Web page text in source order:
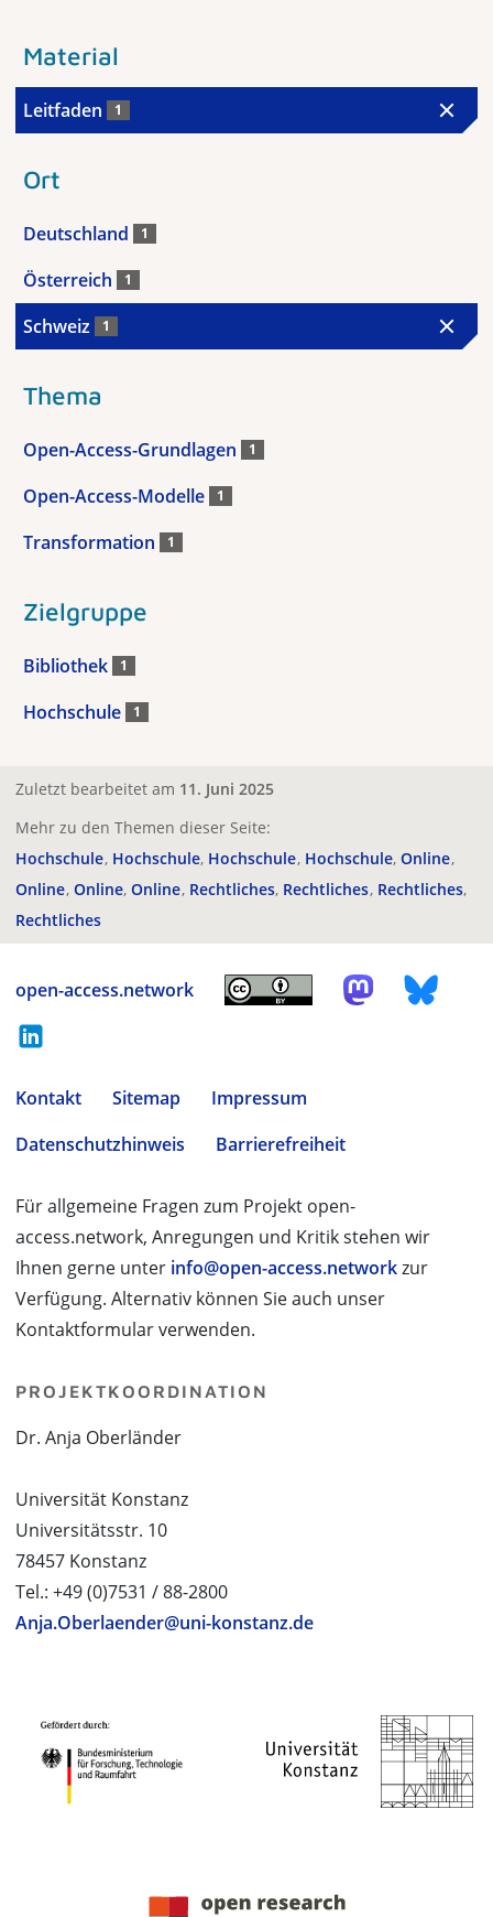
Material
Leitfaden 1
Ort
Deutschland 1
Österreich 1
Schweiz 1
Thema
Open-Access-Grundlagen 1
Open-Access-Modelle 1
Transformation 1
Zielgruppe
Bibliothek 1
Hochschule 1
Zuletzt bearbeitet am 11. Juni 2025
Mehr zu den Themen dieser Seite:
Hochschule Hochschule Hochschule Hochschule Online
Online Online Online Rechtliches Rechtliches Rechtliches
Rechtliches
open-access.network
Kontakt Sitemap
Impressum
Datenschutzhinweis
Barrierefreiheit
Für allgemeine Fragen zum Projekt open-
access.network, Anregungen und Kritik stehen wir
Ihnen gerne unter info@open-access.networkzur
Verfügung. Alternativ können Sie auch unser
Kontaktformular verwenden.
PROJEKTKOORDINATION
Dr. Anja Oberländer
Universität Konstanz
Universitätsstr. 10
78457 Konstanz
Tel.: +49 (0)7531 / 88-2800
Anja.Oberlaender@uni-konstanz.de